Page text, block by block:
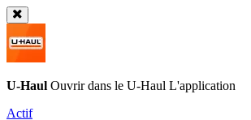
U-Haul Ouvrir dans le U-Haul L'application
Actif